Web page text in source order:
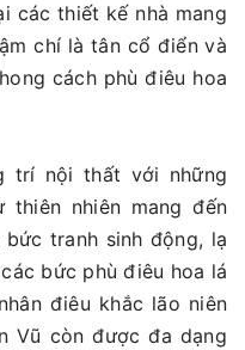
các thiết kế nhà mang
chí là tân cổ điển và
cách phù điêu hoa
trí nội thất với những
nhiên mang đến
tranh sinh động, lạ
bức phù điêu hoa lá
điêu khắc lão niên
Vũ còn được đa dạng